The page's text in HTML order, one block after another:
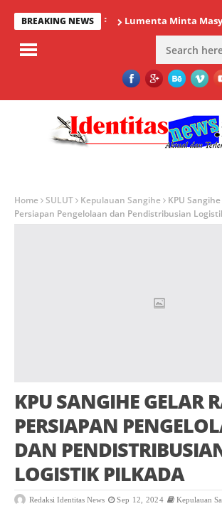
BREAKING NEWS Lumenta Minta
Home SULUT Kepulauan Sangihe
KPU
Persiapan Pengelolaan dan Pendistribusian
KPU SANGIHE GELAR
PERSIAPAN
DAN
LOGISTIK PILKADA
Redaksi Identitas News Sep 12, 2024 Kepulauan